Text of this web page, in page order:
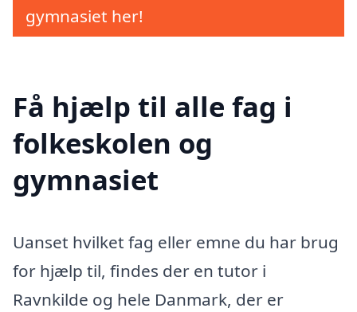
gymnasiet her!
Få hjælp til alle fag i
folkeskolen og
gymnasiet
Uanset hvilket fag eller emne du har brug
for hjælp til, findes der en tutor i
Ravnkilde og hele Danmark, der er